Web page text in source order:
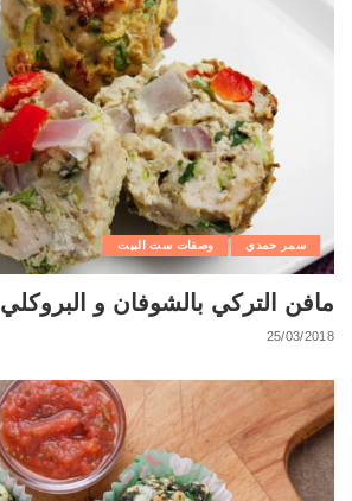
سمر حمدي وصفات ست البيت
مافن التركي بالشوفان و البروكلي
25/03/2018